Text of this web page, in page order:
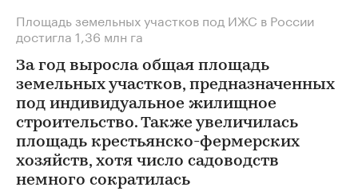
Площадь земельных участков под ИЖС в России
достигла 1,36 млн га
За год выросла общая площадь
земельных участков, предназначенных
под индивидуальное жилищное
строительство. Также увеличилась
площадь крестьянско-фермерских
хозяйств, хотя число садоводств
немного сократилась